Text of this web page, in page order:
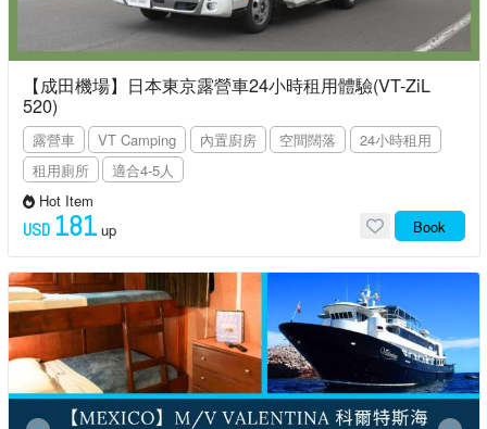
【成田機場】日本東京露營車24小時租用體驗(VT-ZiL
520)
露營車 VT Camping 內置廚房 空間闊落
24小時租用
租用廁所
適合4-5人
Hot Item
USD 181 up Book